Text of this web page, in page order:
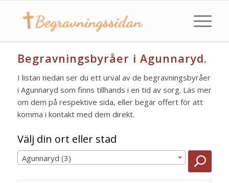
Begravningsbyråer i Agunnaryd.
I listan nedan ser du ett urval av de begravningsbyråer
i Agunnaryd som finns tillhands i en tid av sorg. Läs mer
om dem på respektive sida, eller begär offert för att
komma i kontakt med dem direkt.
Välj din ort eller stad
Agunnaryd (3)